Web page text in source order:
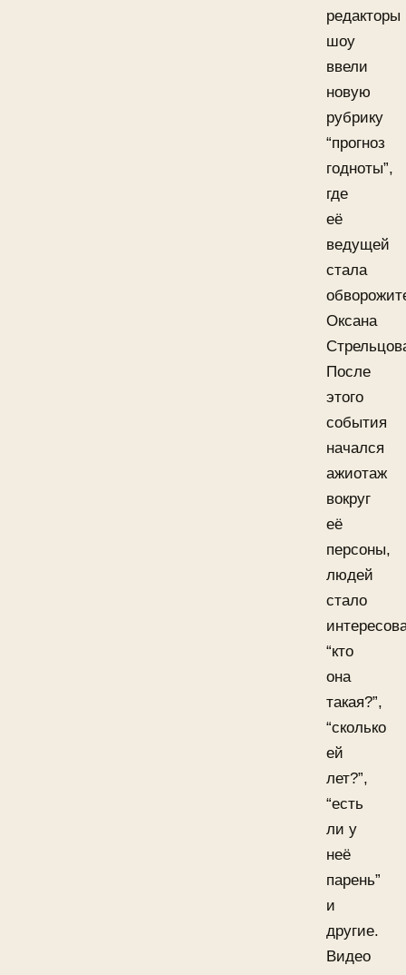
редакторы
шоу
ввели
новую
рубрику
“прогноз
годноты”,
где
её
ведущей
стала
Оксана
После
этого
события
начался
ажиотаж
вокруг
её
персоны,
людей
стало
“кто
она
такая?”,
“сколько
ей
лет?”,
“есть
ли у
неё
парень”
и
другие.
Видео